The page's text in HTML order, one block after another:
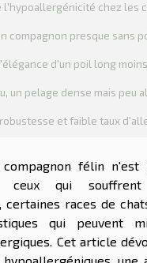
l'hypoallergénicité chez les
compagnon presque sans
d'un poil long
un pelage dense mais peu
et faible taux
félin n'est
ceux qui souffrent
certaines races de
qui peuvent
Cet article